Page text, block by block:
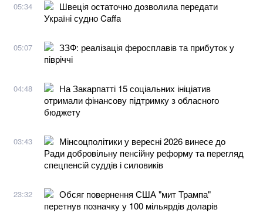
05:34
Швеція остаточно дозволила передати
Україні судно Caffa
05:07
ЗЗФ: реалізація феросплавів та прибуток у
півріччі
04:48
На Закарпатті 15 соціальних ініціатив
отримали фінансову підтримку з обласного
бюджету
03:43
Мінсоцполітики у вересні 2026 винесе до
Ради добровільну пенсійну реформу та перегляд
спецпенсій суддів і силовиків
23:32
Обсяг повернення США "мит Трампа"
перетнув позначку у 100 мільярдів доларів